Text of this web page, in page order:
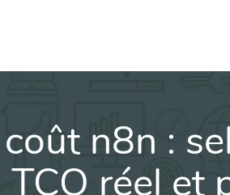
coût n8n :
TCO réel et